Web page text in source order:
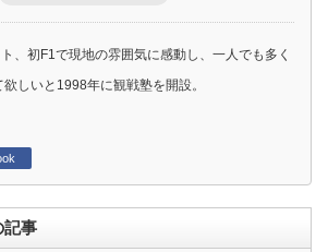
、初F1で現地の雰囲気に感動し、一人でも多く
しいと1998年に観戦塾を開設。
記事